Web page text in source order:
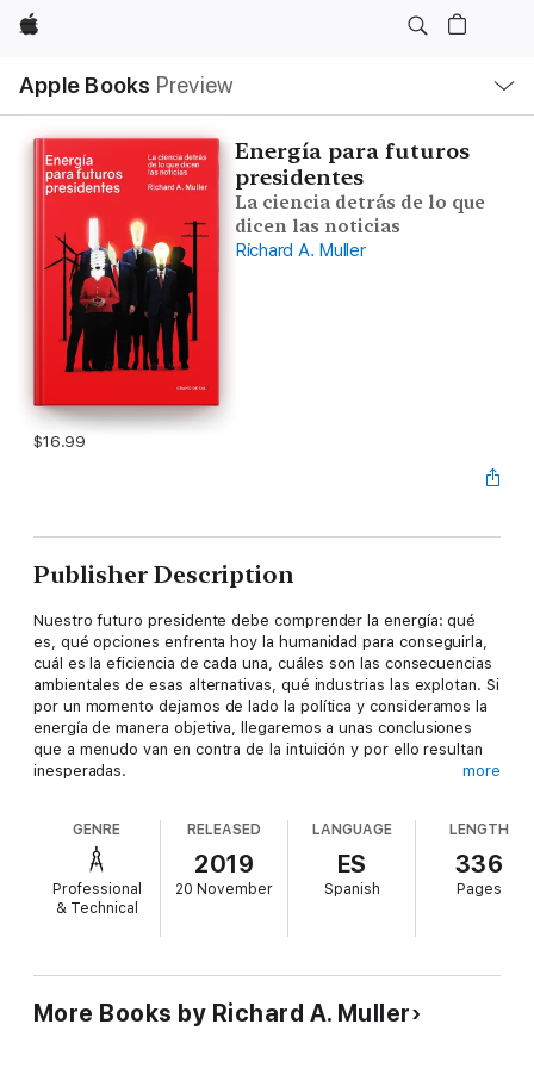
Apple
Apple Books Preview
Nav
Open
Menu
Energía para futuros
presidentes
La ciencia detrás de lo que
dicen las noticias
Richard A. Muller
$16.99
Publisher Description
Nuestro futuro presidente debe comprender la energía: qué
es, qué opciones enfrenta hoy la humanidad para conseguirla,
cuál es la eficiencia de cada una, cuáles son las consecuencias
ambientales de esas alternativas, qué industrias las explotan. Si
por un momento dejamos de lado la política y consideramos la
energía de manera objetiva, llegaremos a unas conclusiones
que a menudo van en contra de la intuición y por ello resultan
inesperadas.
levantar un dedo flamígero, sino educar; su meta es que todo
ciudadano tenga un conocimiento básico, fundamentado en la
física, de la compleja relación de los hombres con la energía. Un
buen presidente tiene que ser un líder, y eso significa no sólo
también debe ser el instructor de la nación. Ningún asesor
Y esto sólo puede lograrlo la persona en quien confían más que
en ninguna otra: la persona a la que eligieron.
more
GENRE
Professional
& Technical
RELEASED
2019
20 November
LANGUAGE
ES
Spanish
LENGTH
336
Pages
More Books by Richard A. Muller